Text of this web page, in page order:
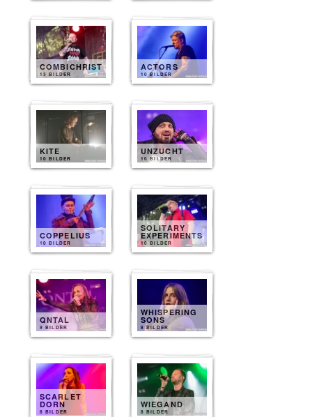
COMBICHRIST
13 BILDER
ACTORS
10 BILDER
KITE
10 BILDER
UNZUCHT
10 BILDER
COPPELIUS
10 BILDER
SOLITARY
EXPERIMENTS
10 BILDER
QNTAL
9 BILDER
WHISPERING
SONS
8 BILDER
SCARLET
DORN
8 BILDER
WIEGAND
8 BILDER